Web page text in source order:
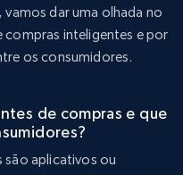
dar uma olhada no
compras inteligentes e por
os consumidores.
de compras e que
são aplicativos ou